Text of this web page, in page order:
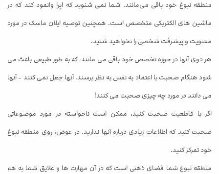
منطقه نبوغ خود باقی می‌مانند. شما نمی شنوید که اپرا وانمود کند که در
ماشین های الکتریکی متخصص است. همچنین توصیه ایلان ماسک در مورد
معنویت و پیشرفت شخصی را نخواهید شنید.
هر دوی آنها در حوزه تخصص خود باقی می مانند، که به طور طبیعی باعث می
شود هنگام صحبت با اعتماد به نفس به نظر برسند. آنها جعل نمی کنند - آنها
می دانند در مورد چه چیزی صحبت می کنند!
اگر با قاطعیت صحبت کنید، ممکن است ناخواسته در مورد موضوعاتی
صحبت کنید که اطلاعات زیادی درباره آنها ندارید. در عوض، روی منطقه نبوغ
خود تمرکز کنید.
منطقه نبوغ شما فضای ذهنی است که در آن مهارت ها و علایق شما به هم